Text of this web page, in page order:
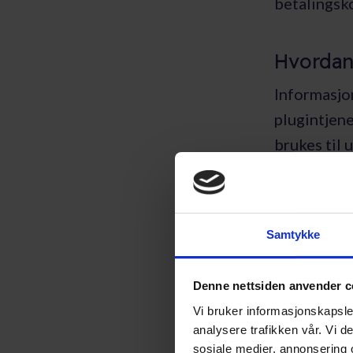
Samtykke
Denne nettsiden anvender
Vi bruker
analysere trafikken vår. Vi
sosiale medier,
brukes til
Friday
kunne